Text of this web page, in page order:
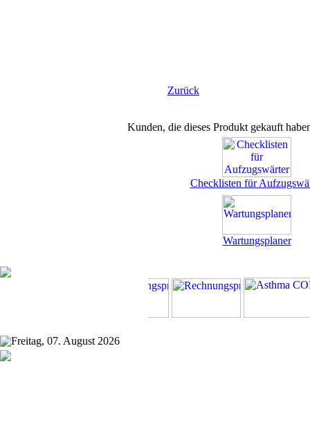
Zurück
Kunden, die dieses Produkt gekauft
Checklisten für
Wartungsplaner
Freitag, 07. August 2026